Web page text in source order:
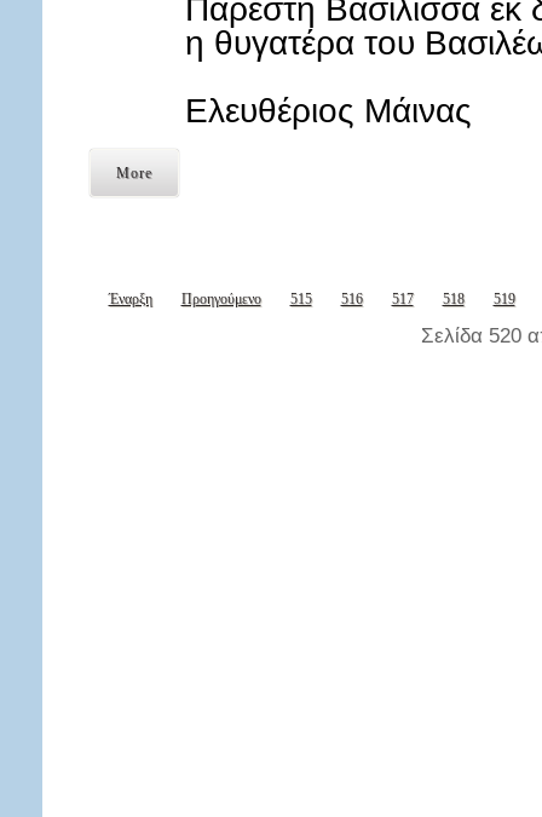
Παρέστη Βασίλισσα εκ
η θυγατέρα του
Ελευθέριος Μάινας
More
Έναρξη Προηγούμενο 515 516 517 518 519
Σελίδα 520